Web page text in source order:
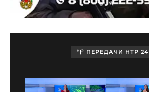
ПЕРЕДАЧИ НТР 24